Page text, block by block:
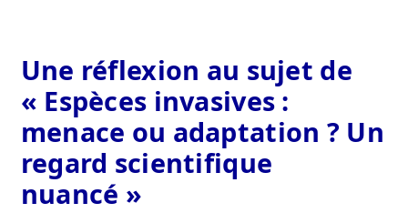
Une réflexion au sujet de
« Espèces invasives :
menace ou adaptation ? Un
regard scientifique
nuancé »